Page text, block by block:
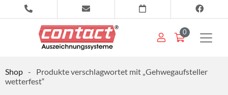
0
Shop -
Produkte verschlagwortet mit „Gehwegaufsteller
wetterfest“